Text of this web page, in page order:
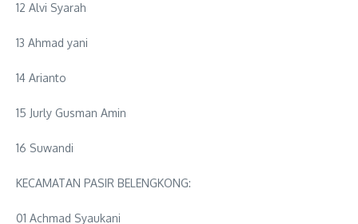
12 Alvi Syarah
13 Ahmad yani
14 Arianto
15 Jurly Gusman Amin
16 Suwandi
KECAMATAN PASIR BELENGKONG:
01 Achmad Syaukani